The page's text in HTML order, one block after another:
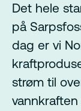
Det hele
på
dag er vi
strøm til